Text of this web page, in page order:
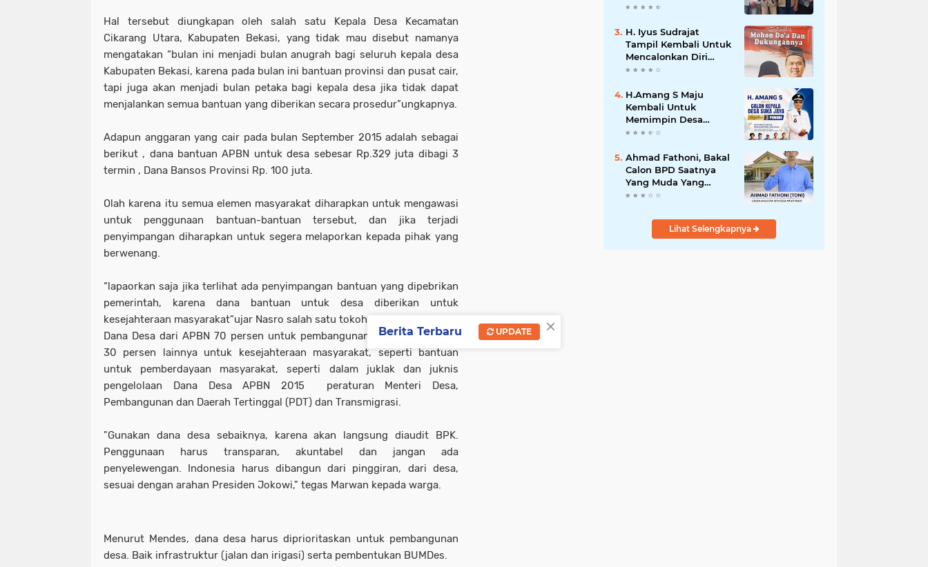
Hal tersebut diungkapan oleh salah satu Kepala Desa Kecamatan
Cikarang Utara, Kabupaten Bekasi, yang tidak mau disebut namanya
mengatakan “bulan ini menjadi bulan anugrah bagi seluruh kepala desa
Kabupaten Bekasi, karena pada bulan ini bantuan provinsi dan pusat cair,
tapi juga akan menjadi bulan petaka bagi kepala desa jika tidak dapat
menjalankan semua bantuan yang diberikan secara prosedur”ungkapnya.
Adapun anggaran yang cair pada bulan September 2015 adalah sebagai
berikut , dana bantuan APBN untuk desa sebesar Rp.329 juta dibagi 3
termin , Dana Bansos Provinsi Rp. 100 juta.
Olah karena itu semua elemen masyarakat diharapkan untuk mengawasi
untuk penggunaan bantuan-bantuan tersebut, dan jika terjadi
penyimpangan diharapkan untuk segera melaporkan kepada pihak yang
berwenang.
“lapaorkan saja jika terlihat ada penyimpangan bantuan yang dipebrikan
pemerintah, karena dana bantuan untuk desa diberikan untuk
kesejahteraan masyarakat”ujar Nasro salah satu tokoh masyarakat.
Dana Desa dari APBN 70 persen untuk pembangunan infrastruktur dan
30 persen lainnya untuk kesejahteraan masyarakat, seperti bantuan
untuk pemberdayaan masyarakat, seperti dalam juklak dan juknis
pengelolaan Dana Desa APBN 2015 peraturan Menteri Desa,
Pembangunan dan Daerah Tertinggal (PDT) dan Transmigrasi.
"Gunakan dana desa sebaiknya, karena akan langsung diaudit BPK.
Penggunaan harus transparan, akuntabel dan jangan ada
penyelewengan. Indonesia harus dibangun dari pinggiran, dari desa,
sesuai dengan arahan Presiden Jokowi," tegas Marwan kepada warga.
Menurut Mendes, dana desa harus diprioritaskan untuk pembangunan
desa. Baik infrastruktur (jalan dan irigasi) serta pembentukan BUMDes.
Kab.Bekasi Siap
Masyarakat
H. Iyus Sudrajat
Tampil Kembali Untuk
Mencalonkan Diri
Sebagai Kepala Desa
dari Warga Ujung
Kampung Hingga
Warga Perumahan
H.Amang S Maju
Kembali Untuk
Memimpin Desa
Sukajaya 2026 – 2034
Ahmad Fathoni, Bakal
Calon BPD Saatnya
Yang Muda Yang
Bekerja
Lihat Selengkapnya
×
Berita Terbaru UPDATE